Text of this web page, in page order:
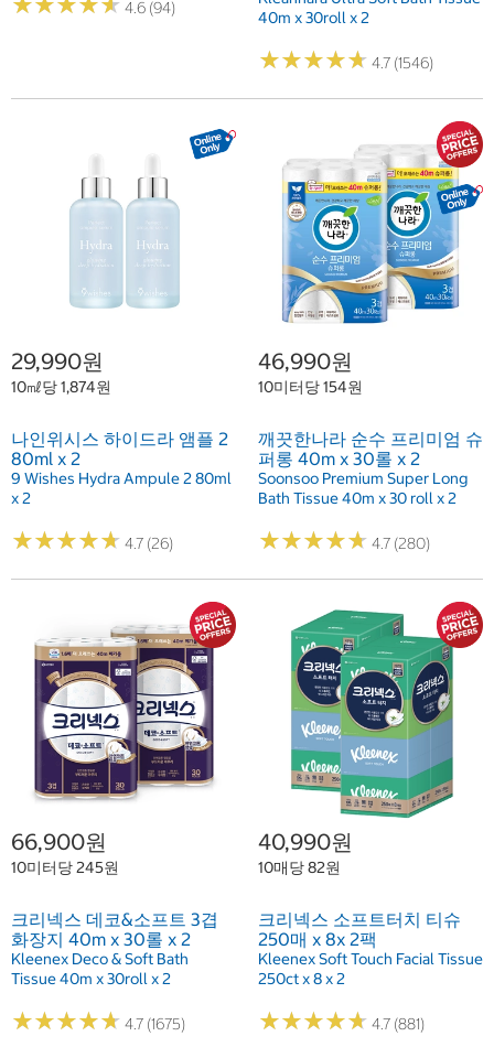
4.6 (94)
40m x 30roll x 2
★★★★★
★★★★★ 4.7 (1546)
29,990원
10㎖당 1,874원
나인위시스 하이드라 앰플 2
80ml x 2
9 Wishes Hydra Ampule 2 80ml
x 2
★★★★★
★★★★★ 4.7 (26)
46,990원
10미터당 154원
깨끗한나라 순수 프리미엄 슈
퍼롱 40m x 30롤 x 2
Soonsoo Premium Super Long
Bath Tissue 40m x 30 roll x 2
★★★★★
★★★★★ 4.7 (280)
66,900원
10미터당 245원
크리넥스 데코&소프트 3겹
화장지 40m x 30롤 x 2
Kleenex Deco & Soft Bath
Tissue 40m x 30roll x 2
★★★★★
★★★★★ 4.7 (1675)
40,990원
10매당 82원
크리넥스 소프트터치 티슈
250매 x 8x 2팩
Kleenex Soft Touch Facial Tissue
250ct x 8 x 2
★★★★★
★★★★★ 4.7 (881)